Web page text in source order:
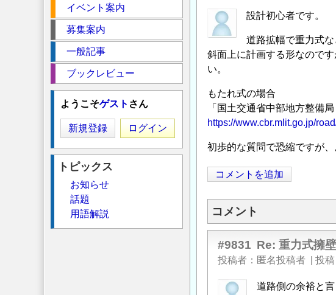
設計初心者です。
道路拡幅で重力式な
斜面上に計画する形なので
い。
もたれ式の場合
「国土交通省中部地方整
https://www.cbr.mlit.go.jp/
初歩的な質問で恐縮ですが、
コメントを追加
コメント
#9831 Re: 重力式擁
投稿者 匿名投稿者 投
道路側の余裕と
イベント案内
募集案内
一般記事
ブックレビュー
ようこそゲスト さん
新規登録 ログイン
トピックス
お知らせ
話題
用語解説